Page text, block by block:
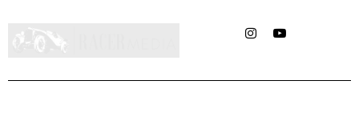
InstagramYouTube